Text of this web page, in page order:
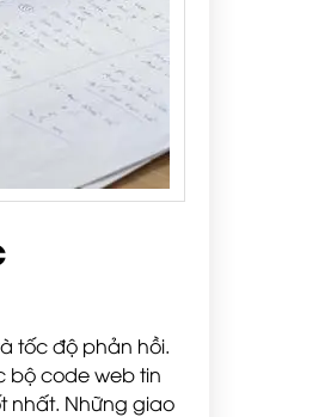
tốc độ phản hồi.
bộ code web tin
nhất. Những giao